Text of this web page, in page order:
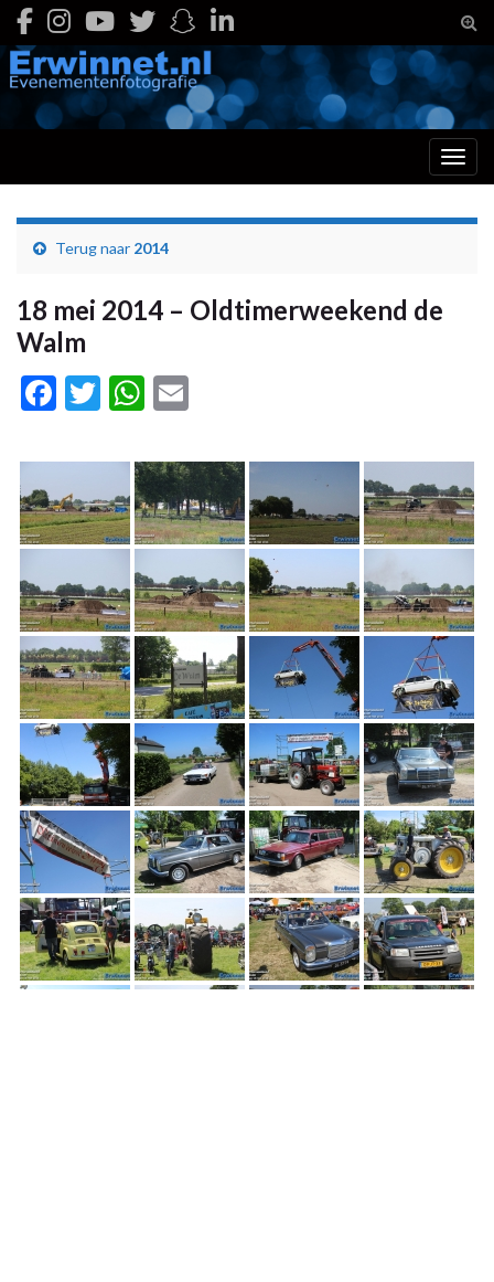
Terug naar 2014
18 mei 2014 – Oldtimerweekend de
Walm
Facebook
TwitterWhatsApp